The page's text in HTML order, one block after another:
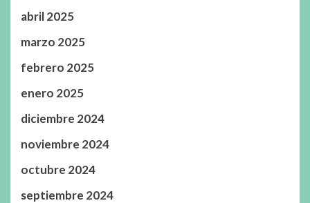
abril 2025
marzo 2025
febrero 2025
enero 2025
diciembre 2024
noviembre 2024
octubre 2024
septiembre 2024